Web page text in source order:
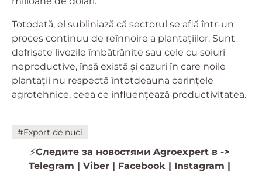
Totodată, el subliniază că sectorul se află într-un
proces continuu de reînnoire a plantațiilor. Sunt
defrișate livezile îmbătrânite sau cele cu soiuri
neproductive, însă există și cazuri în care noile
plantații nu respectă întotdeauna cerințele
agrotehnice, ceea ce influențează productivitatea.
#Export de nuci
⚡️Следите за новостями Agroexpert в ->
Telegram | Viber | Facebook | Instagram |